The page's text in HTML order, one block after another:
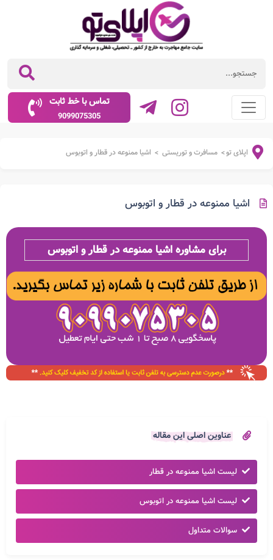
تماس با خط ثابت
9099075305
اپلای تو> مسافرت و توریستی > اشیا ممنوعه در قطار و اتوبوس
اشیا ممنوعه در قطار و اتوبوس
برای مشاوره اشیا ممنوعه در قطار و اتوبوس
عناوین اصلی این مقاله
لیست اشیا ممنوعه در قطار
لیست اشیا ممنوعه در اتوبوس
سوالات متداول